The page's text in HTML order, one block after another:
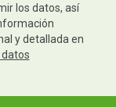
los datos, así
y detallada en